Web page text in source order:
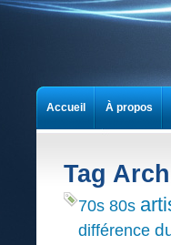
Tag
70s 80s
différence
Accueil À propos